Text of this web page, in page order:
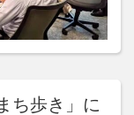
ち歩き」に